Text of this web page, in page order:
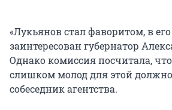
«Лукьянов стал фаворитом, в
заинтересован губернатор
Однако комиссия посчитала,
слишком молод для этой
собеседник агентства.